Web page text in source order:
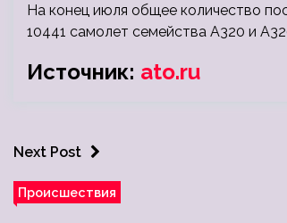
На конец июля общее количество
10441 самолет семейства A320 и
Источник: ato.ru
Next Post
Происшествия